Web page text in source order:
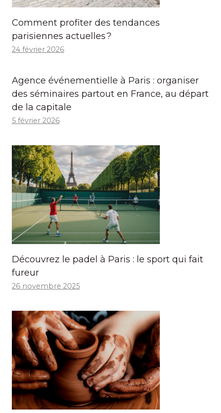
Comment profiter des tendances
parisiennes actuelles ?
24 février 2026
Agence événementielle à Paris : organiser
des séminaires partout en France, au départ
de la capitale
5 février 2026
Découvrez le padel à Paris : le sport qui fait
fureur
26 novembre 2025